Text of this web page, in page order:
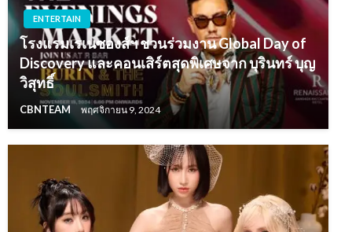
ENTERTAIN
โรงแรมเรเนซองส์ฯ ชวนร่วมงาน Global Day of
Discovery และคอนเสิร์ตสุดพิเศษจาก บุรินทร์ บุญ
วิสุทธิ์
CBNTEAM พฤศจิกายน 9, 2024